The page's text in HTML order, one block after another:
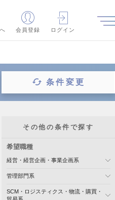
会員登録 ログイン
条件変更
その他の条件で探す
希望職種
経営・経営企画・事業企画系
管理部門系
SCM・ロジスティクス・物流・購買・